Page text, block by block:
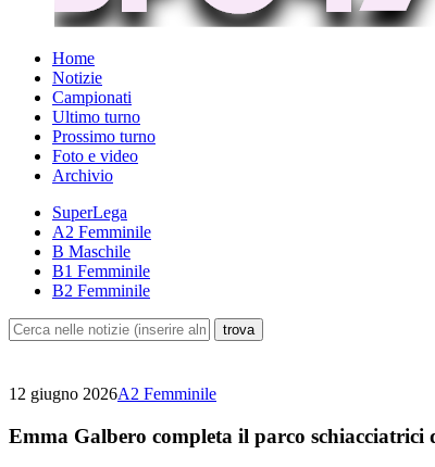
Home
Notizie
Campionati
Ultimo turno
Prossimo turno
Foto e video
Archivio
SuperLega
A2 Femminile
B Maschile
B1 Femminile
B2 Femminile
12 giugno 2026A2 Femminile
Emma Galbero completa il parco schiacciatrici